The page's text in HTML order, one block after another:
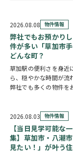
2026.08.08 物件情報
弊社でもお預かり
件が多い「草加市
どんな町？
草加駅の便利さを身近
ら、穏やかな時間が流
弊社でも多くの物件を
10分圏内の便利な立地
スカイツリーライン「
活圏です。北千…
2026.08.03 物件情報
【当日見学可能な
集】草加市・八潮
見たい！」が叶う